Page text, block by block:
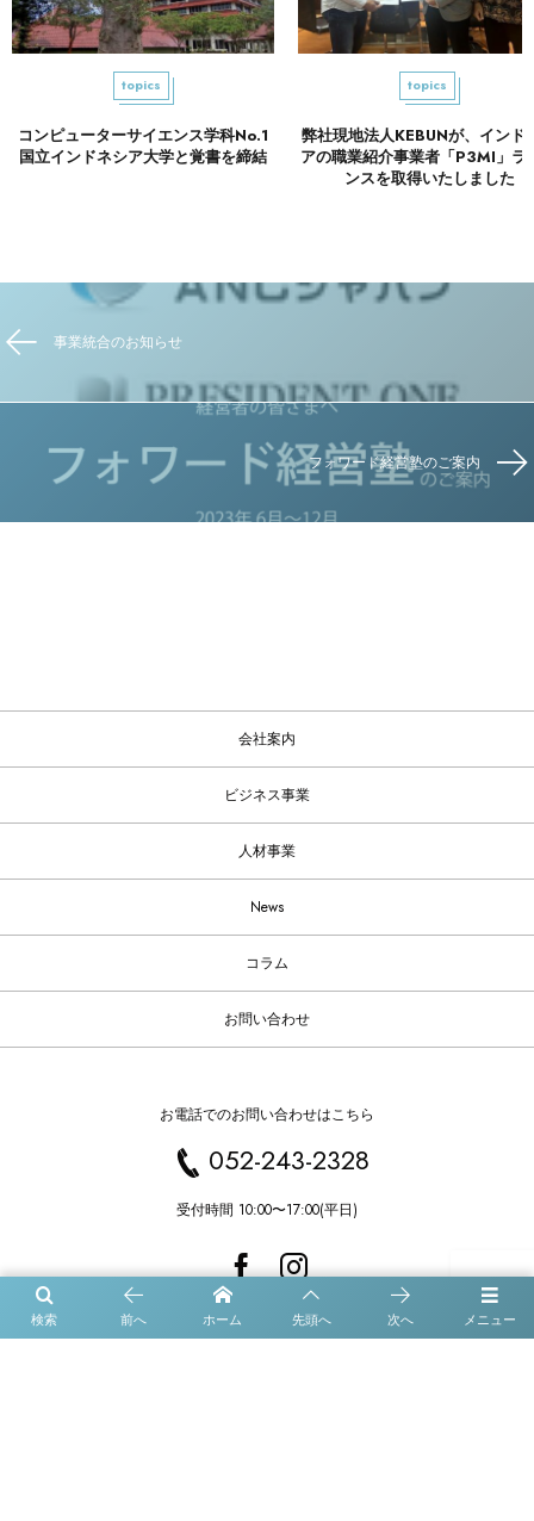
topics
コンピューターサイエンス学科No.1
国立インドネシア大学と覚書を締結
topics
弊社現地法人KEBUNが、インド
アの職業紹介事業者「P3MI」ラ
ンスを取得いたしました
事業統合のお知らせ
フォワード経営塾のご案内
メニュー
検索 前へ ホーム 先頭へ 次へ
会社案内
ビジネス事業
人材事業
News
コラム
お問い合わせ
お電話でのお問い合わせはこちら
052-243-2328
受付時間 10:00〜17:00(平日)